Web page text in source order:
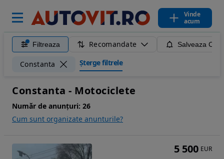
Vinde
acum
Filtreaza Recomandate Salveaza
Constanta Șterge filtrele
Constanta - Motociclete
Număr de anunțuri: 26
Cum sunt organizate anunturile?
5 500 EUR